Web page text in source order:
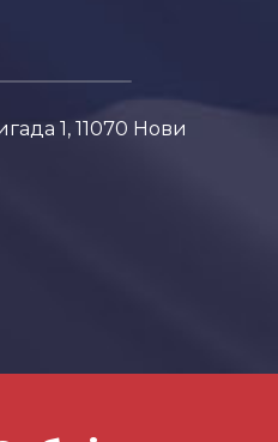
1, 11070 Нови